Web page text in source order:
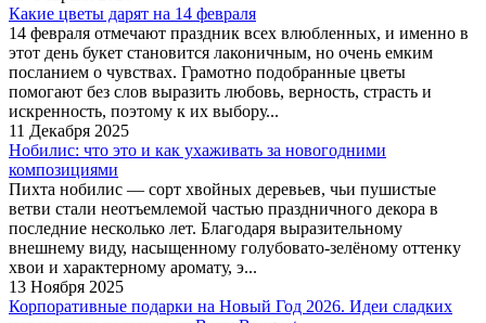
Какие цветы дарят на 14 февраля
14 февраля отмечают праздник всех влюбленных, и именно в
этот день букет становится лаконичным, но очень емким
посланием о чувствах. Грамотно подобранные цветы
помогают без слов выразить любовь, верность, страсть и
искренность, поэтому к их выбору...
11 Декабря 2025
Нобилис: что это и как ухаживать за новогодними
композициями
Пихта нобилис — сорт хвойных деревьев, чьи пушистые
ветви стали неотъемлемой частью праздничного декора в
последние несколько лет. Благодаря выразительному
внешнему виду, насыщенному голубовато-зелёному оттенку
хвои и характерному аромату, э...
13 Ноября 2025
Корпоративные подарки на Новый Год 2026. Идеи сладких